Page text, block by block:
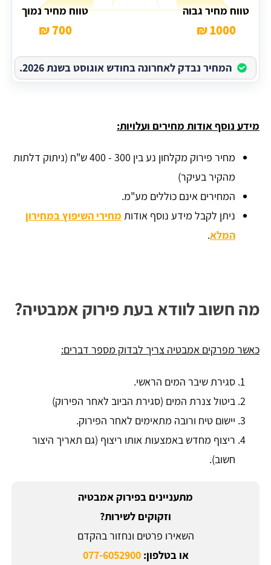
טווח מחיר גבוה
1000 ₪
טווח מחיר נמוך
700 ₪
המחיר נבדק לאחרונה בחודש אוגוסט בשנת 2026.
מידע נוסף אודות מחירים ועלויות:
מחיר פירוק מקלחון נע בין 300 - 400 ש"ח (ניתוק דלתות
מהקיר בעיקר)
המחירים אינם כוללים מע"מ.
ניתן לקבל מידע נוסף אודות מחירי השיפוץ במחירון
המלא.
מה חשוב לוודא בעת פירוק אמבטיה?
כאשר מפרקים אמבטיה צריך לבדוק מספר דברים:
סגירת שיבר המים הראשי.
ביטול צנרת המים (סגירת הביוב לאחר הפירוק)
יישום טיח ורובה מתאימים לאחר הפירוק.
ריצוף מחדש באמצעות אותו ריצוף (גם תאריך היצור
חשוב).
מתעניינים בפירוק אמבטיה
וזקוקים לשירות?
השאירו פרטים ונחזור בהקדם
או בטלפון:077-6052900